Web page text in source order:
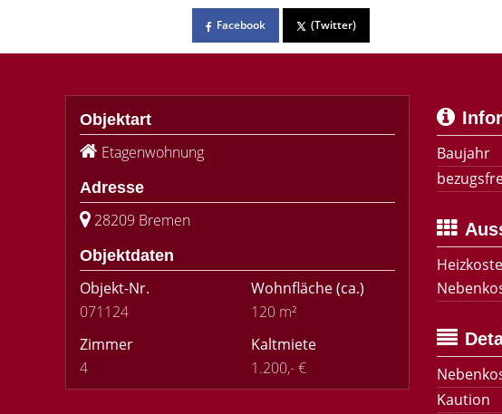
Facebook (Twitter)
Objektart
Etagenwohnung
Adresse
28209 Bremen
Objektdaten
Objekt-Nr.
071124
Wohnfläche(ca.)
120 m²
Zimmer
4
Kaltmiete
1.200,- €
Baujahr
Kaution